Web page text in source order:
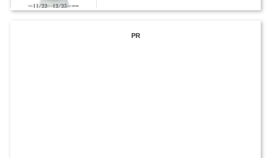
PR